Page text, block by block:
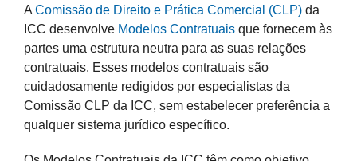
A Comissão de Direito e Prática Comercial (CLP)da
ICC desenvolve Modelos Contratuaisque fornecem às
partes uma estrutura neutra para as suas relações
contratuais. Esses modelos contratuais são
cuidadosamente redigidos por especialistas da
Comissão CLP da ICC, sem estabelecer preferência a
qualquer sistema jurídico específico.